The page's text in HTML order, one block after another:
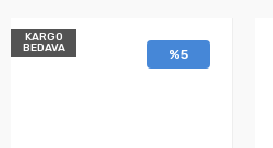
KARGO
BEDAVA
%5